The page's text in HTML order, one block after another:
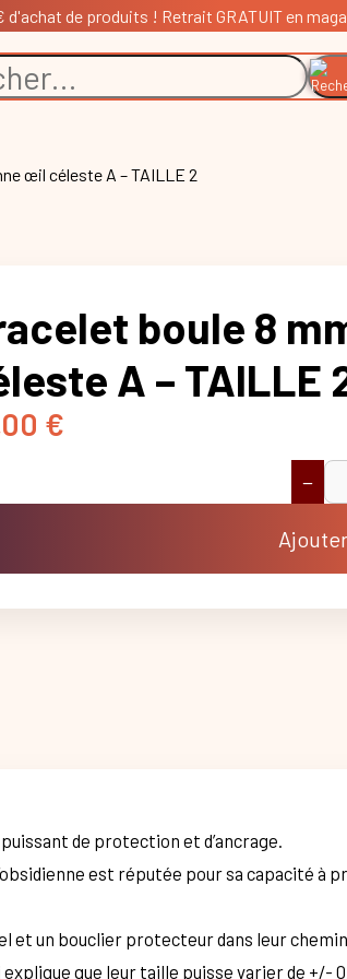
de produits ! Retrait GRATUIT en
œil céleste A – TAILLE 2
boule 8
A – TAILLE
€
Bracelet
boule
8
−
de protection et d’ancrage.
est réputée pour sa capacité à
et un bouclier protecteur dans leur
que leur taille puisse varier de +/-